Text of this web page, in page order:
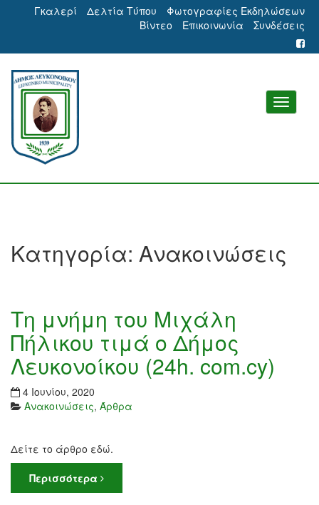
Γκαλερί Δελτία Τύπου
Φωτογραφίες Εκδηλώσεων
Βίντεο
Επικοινωνία Συνδέσεις
Κατηγορία: Ανακοινώσεις
Τη μνήμη του Μιχάλη
Πήλικου τιμά ο Δήμος
Λευκονοίκου (24h. com.cy)
4 Ιουνίου, 2020
Ανακοινώσεις, Άρθρα
Δείτε το άρθρο εδώ.
Περισσότερα